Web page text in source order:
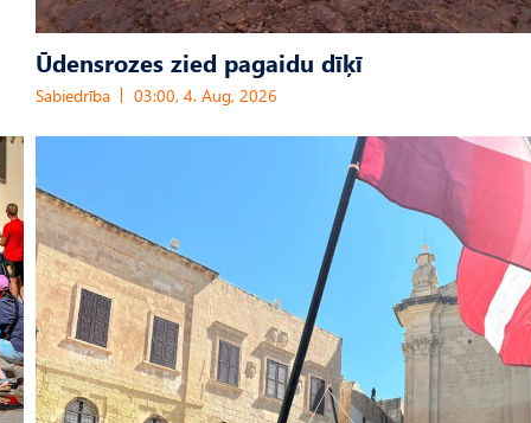
Ūdensrozes zied pagaidu dīķī
Sabiedrība 03:00, 4. Aug, 2026